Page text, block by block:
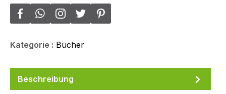
Kategorie : Bücher
Beschreibung